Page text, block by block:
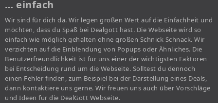
… einfach
Wir sind für dich da. Wir legen großen Wert auf die Einfachheit und
möchten, dass du Spaß bei Dealgott hast. Die Webseite wird so
einfach wie möglich gehalten ohne großen Schnick Schnack. Wir
verzichten auf die Einblendung von Popups oder Ähnliches. Die
Benutzerfreundlichkeit ist für uns einer der wichtigsten Faktoren
bei Entscheidung rund um die Webseite. Solltest du dennoch
einen Fehler finden, zum Beispiel bei der Darstellung eines Deals,
dann kontaktiere uns gerne. Wir freuen uns auch über Vorschläge
und Ideen für die DealGott Webseite.